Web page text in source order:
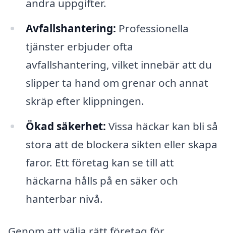
andra uppgifter.
Avfallshantering: Professionella
tjänster erbjuder ofta
avfallshantering, vilket innebär att du
slipper ta hand om grenar och annat
skräp efter klippningen.
Ökad säkerhet: Vissa häckar kan bli så
stora att de blockera sikten eller skapa
faror. Ett företag kan se till att
häckarna hålls på en säker och
hanterbar nivå.